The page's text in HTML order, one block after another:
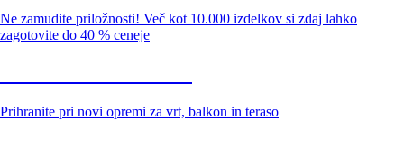
Ne zamudite priložnosti! Več kot 10.000 izdelkov si zdaj lahko
zagotovite do 40 % ceneje
Prihranite pri novi opremi za vrt, balkon in teraso